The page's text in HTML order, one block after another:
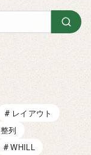
レイアウト
整列
WHILL